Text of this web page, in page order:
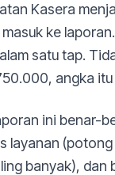
Kasera
ke
satu tap.
angka
ini benar-
layanan
banyak), dan